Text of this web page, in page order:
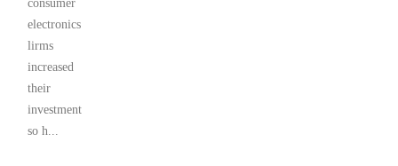
consumer
electronics
lirms
increased
their
investment
so h...